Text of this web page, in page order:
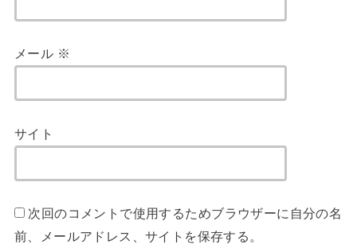
メール ※
サイト
次回のコメントで使用するためブラウザーに自分の名
前、メールアドレス、サイトを保存する。